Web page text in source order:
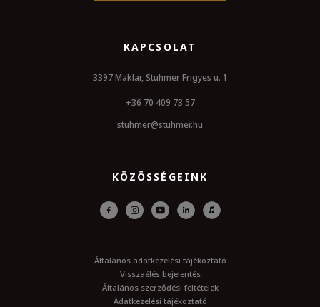
KAPCSOLAT
3397 Maklar, Stuhmer Frigyes u. 1
+36 70 409 73 57
stuhmer@stuhmer.hu
KÖZÖSSÉGEINK
Általános adatkezelési tájékoztató
Visszaélés bejelentés
Általános szerződési feltételek
Adatkezelési tájékoztató